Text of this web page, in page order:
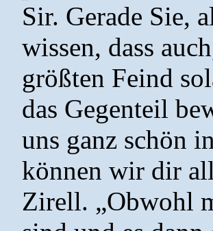
Sir. Gerade Sie,
wissen, dass
größten Feind
das Gegenteil
uns ganz schön
können wir dir
Zirell. „Obwohl